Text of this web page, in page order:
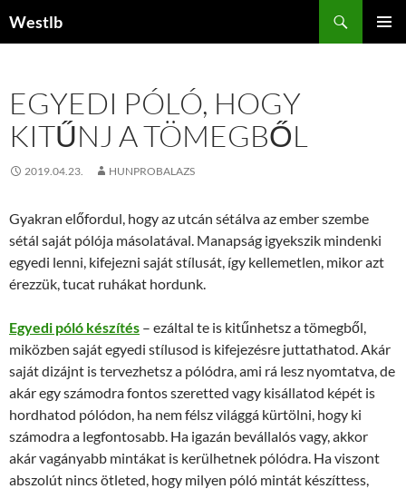
Westlb
EGYEDI PÓLÓ, HOGY
KITŰNJ A TÖMEGBŐL
2019.04.23. HUNPROBALAZS
Gyakran előfordul, hogy az utcán sétálva az ember szembe
sétál saját pólója másolatával. Manapság igyekszik mindenki
egyedi lenni, kifejezni saját stílusát, így kellemetlen, mikor azt
érezzük, tucat ruhákat hordunk.
Egyedi póló készítés – ezáltal te is kitűnhetsz a tömegből,
miközben saját egyedi stílusod is kifejezésre juttathatod. Akár
saját dizájnt is tervezhetsz a pólódra, ami rá lesz nyomtatva, de
akár egy számodra fontos szeretted vagy kisállatod képét is
hordhatod pólódon, ha nem félsz világgá kürtölni, hogy ki
számodra a legfontosabb. Ha igazán bevállalós vagy, akkor
akár vagányabb mintákat is kerülhetnek pólódra. Ha viszont
abszolút nincs ötleted, hogy milyen póló mintát készíttess,